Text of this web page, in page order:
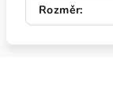
Rozměr: